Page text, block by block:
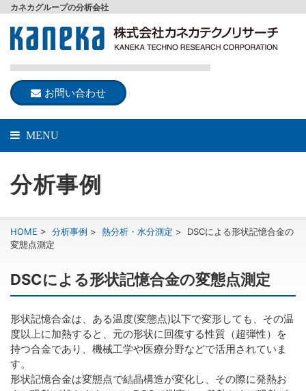
カネカグループの分析会社
お問い合わせ
MENU
分析事例
HOME > 分析事例 > 熱分析・水分測定 >
DSCによる形状記憶合金の
変態点測定
DSCによる形状記憶合金の変態点測定
形状記憶合金は、ある温度(変態点)以下で変形しても、その温
度以上に加熱すると、元の形状に回復する性質（超弾性）を
持つ合金であり、機械工学や医療分野などで活用されていま
す。
形状記憶合金は変態点で結晶構造が変化し、その際に発熱お